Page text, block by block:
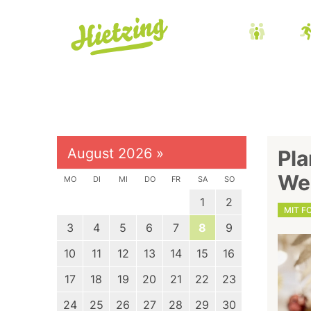
August 2026 »
MO DI MI DO FR SA SO
1
2
3
4 5 6 7 8
9
10
11 12 13 14 15
16
17
18 19 20 21 22
23
24
25 26 27 28 29 30
MIT